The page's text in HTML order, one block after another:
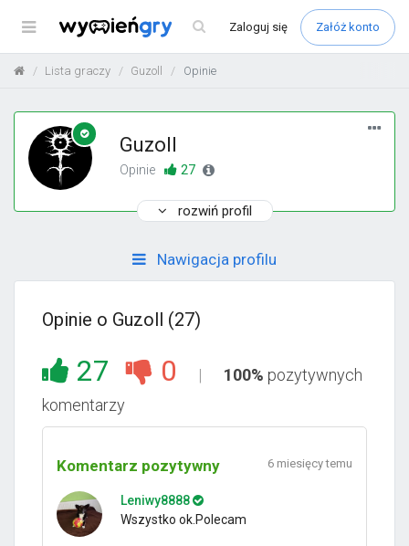
Menu Zaloguj się Załóż konto
Lista graczy Guzoll Opinie
Guzoll
Opinie 27
rozwiń profil
Nawigacja profilu
Opinie o Guzoll (27)
27 0 100% pozytywnych
komentarzy
Komentarz pozytywny 6 miesięcy temu
Leniwy8888
Wszystko ok.Polecam